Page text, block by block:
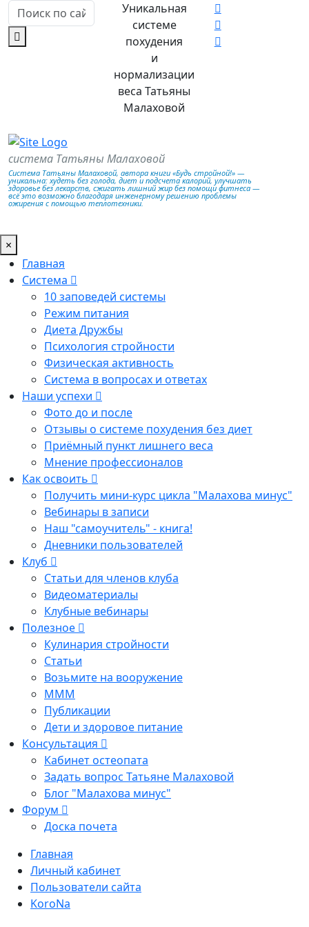
Уникальная
системе
похудения
и
нормализации
веса Татьяны
Малаховой
система Татьяны Малаховой
Система Татьяны Малаховой, автора книги «Будь стройной!» —
уникальна: худеть без голода, диет и подсчета калорий, улучшать
здоровье без лекарств, сжигать лишний жир без помощи фитнеса —
всё это возможно благодаря инженерному решению проблемы
ожирения с помощью теплотехники.
×
Главная
Система
10 заповедей системы
Режим питания
Диета Дружбы
Психология стройности
Физическая активность
Система в вопросах и ответах
Наши успехи
Фото до и после
Отзывы о системе похудения без диет
Приёмный пункт лишнего веса
Мнение профессионалов
Как освоить
Получить мини-курс цикла "Малахова минус"
Вебинары в записи
Наш "самоучитель" - книга!
Дневники пользователей
Клуб
Статьи для членов клуба
Видеоматериалы
Клубные вебинары
Полезное
Кулинария стройности
Статьи
Возьмите на вооружение
МММ
Публикации
Дети и здоровое питание
Консультация
Кабинет остеопата
Задать вопрос Татьяне Малаховой
Блог "Малахова минус"
Форум
Доска почета
Главная
Личный кабинет
Пользователи сайта
KoroNa